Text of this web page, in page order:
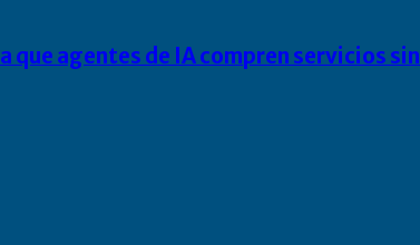
agentes de IA compren servicios